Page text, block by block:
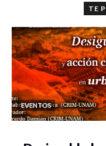
TE
EVENTOS